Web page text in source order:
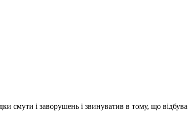
смути і заворушень і звинуватив в тому, що